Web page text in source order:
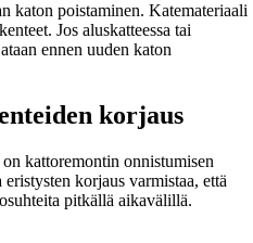
katon poistaminen. Katemateriaali
Jos aluskatteessa tai
ennen uuden katon
korjaus
kattoremontin onnistumisen
korjaus varmistaa, että
pitkällä aikavälillä.